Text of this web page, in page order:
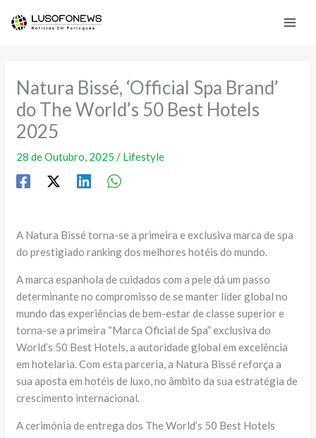
Natura Bissé, ‘Official Spa Brand’
do The World’s 50 Best Hotels
2025
28 de Outubro, 2025/ Lifestyle
A Natura Bissé torna-se a primeira e exclusiva marca de spa
do prestigiado ranking dos melhores hotéis do mundo.
A marca espanhola de cuidados com a pele dá um passo
determinante no compromisso de se manter líder global no
mundo das experiências de bem-estar de classe superior e
torna-se a primeira “Marca Oficial de Spa” exclusiva do
World’s 50 Best Hotels, a autoridade global em excelência
em hotelaria. Com esta parceria, a Natura Bissé reforça a
sua aposta em hotéis de luxo, no âmbito da sua estratégia de
crescimento internacional.
A cerimónia de entrega dos The World’s 50 Best Hotels